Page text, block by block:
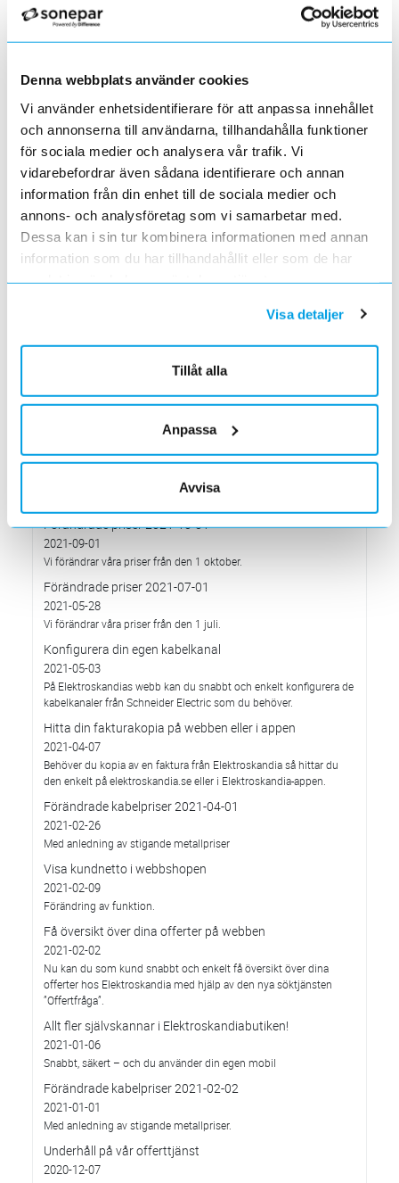
Denna webbplats använder cookies
Vi använder enhetsidentifierare för att anpassa innehållet
och annonserna till användarna, tillhandahålla funktioner
för sociala medier och analysera vår trafik. Vi
vidarebefordrar även sådana identifierare och annan
information från din enhet till de sociala medier och
annons- och analysföretag som vi samarbetar med.
Dessa kan i sin tur kombinera informationen med annan
information som du har tillhandahållit eller som de har
samlat in när du har använt deras tjänster.
Visa detaljer
Tillåt alla
Anpassa
Avvisa
Förändrade priser 2022-06-30
2022-05-27
2022-04-01
En grundläggande certifieringsutbildning för installatörer
Förändrade priser 2022-05-01
2022-03-31
Med anledning av stigande råvarupriser.
Ecovadis ger Elektroskandia högsta betyg inom
hållbarhetsarbete
2022-03-21
Det oberoende analysföretaget Ecovadis har tilldelat
hållbarhetsarbete.
Med anledning av Rysslands invasion av Ukraina
pågående affärsrelationer med Ryssland & Belarus.
Förändrade priser 2022-04-01
Med anledning av stigande komponent- och metallpriser.
Prisavisering per den 4:e januari 2022
Med anledning av rådande omvärldsläge så justerar
Elektroskandia Sverige AB prisbilden och presenterar ny gällande
Förändrade priser 2021-10-01
2021-09-01
Vi förändrar våra priser från den 1 oktober.
Förändrade priser 2021-07-01
2021-05-28
Vi förändrar våra priser från den 1 juli.
Konfigurera din egen kabelkanal
2021-05-03
På Elektroskandias webb kan du snabbt och enkelt konfigurera de
kabelkanaler från Schneider Electric som du behöver.
Hitta din fakturakopia på webben eller i appen
2021-04-07
Behöver du kopia av en faktura från Elektroskandia så hittar du
den enkelt på elektroskandia.se eller i Elektro­skandia-appen.
Förändrade kabelpriser 2021-04-01
2021-02-26
Med anledning av stigande metallpriser
Visa kundnetto i webbshopen
2021-02-09
Förändring av funktion.
Få översikt över dina offerter på webben
2021-02-02
Nu kan du som kund snabbt och enkelt få översikt över dina
offerter hos Elektroskandia med hjälp av den nya söktjänsten
”Offertfråga”.
Allt fler självskannar i Elektroskandiabutiken!
2021-01-06
Snabbt, säkert – och du använder din egen mobil
Förändrade kabelpriser 2021-02-02
2021-01-01
Med anledning av stigande metallpriser.
Underhåll på vår offerttjänst
2020-12-07